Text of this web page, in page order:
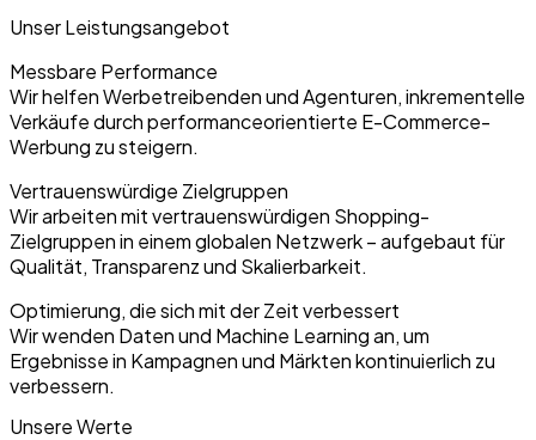
Unser Leistungsangebot
Messbare Performance
Wir helfen Werbetreibenden und Agenturen, inkrementelle
Verkäufe durch performanceorientierte E-Commerce-
Werbung zu steigern.
Vertrauenswürdige Zielgruppen
Wir arbeiten mit vertrauenswürdigen Shopping-
Zielgruppen in einem globalen Netzwerk – aufgebaut für
Qualität, Transparenz und Skalierbarkeit.
Optimierung, die sich mit der Zeit verbessert
Wir wenden Daten und Machine Learning an, um
Ergebnisse in Kampagnen und Märkten kontinuierlich zu
verbessern.
Unsere Werte